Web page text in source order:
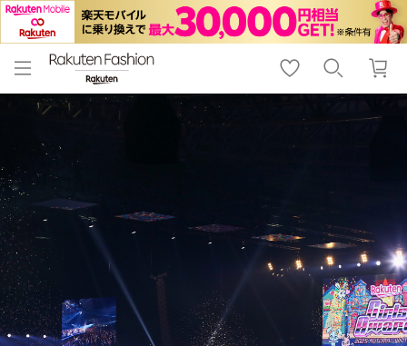
menu home
トップ
shopping_cart lock_outline
ログイン